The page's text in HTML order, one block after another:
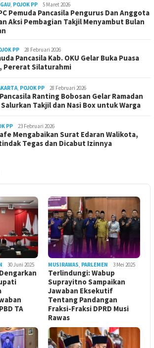
, POJOK PP 5 Maret 2026
Pemuda Pancasila Pengurus Dan Anggota
Aksi Pembagian Takjil Menyambut Bulan
PP 28 Februari 2026
Pancasila Kab. OKU Gelar Buka Puasa
Pererat Silaturahmi
, POJOK PP 28 Februari 2026
Ranting Bobosan Gelar Ramadan
Takjil dan Nasi Box untuk Warga
PP 23 Februari 2026
Mengabaikan Surat Edaran Walikota,
Tegas dan Dicabut Izinnya
30 Juni 2025
TA
MUSIRAWAS, PARLEMEN 3 Mei 2025
Terlindungi: Wabup
Suprayitno Sampaikan
Jawaban Eksekutif
Tentang Pandangan
Fraksi-Fraksi DPRD Musi
Rawas